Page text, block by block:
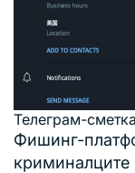
Телеграм-
Фишинг-
криминалците